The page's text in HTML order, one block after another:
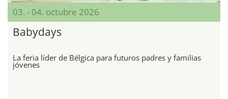
03. - 04. octubre 2026
Babydays
La feria líder de Bélgica para futuros padres y familias
jóvenes